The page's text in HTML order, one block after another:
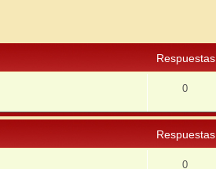
Respuestas
0
Respuestas
0